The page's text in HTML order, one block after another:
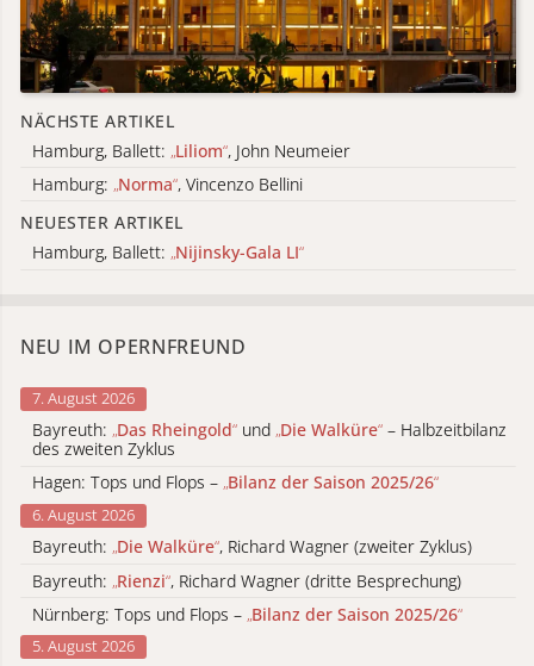
NÄCHSTE ARTIKEL
Hamburg, Ballett: „Liliom“, John Neumeier
Hamburg: „Norma“, Vincenzo Bellini
NEUESTER ARTIKEL
Hamburg, Ballett: „Nijinsky-Gala LI“
NEU IM OPERNFREUND
7. August 2026
Bayreuth: „Das Rheingold“ und „Die Walküre“ – Halbzeitbilanz
des zweiten Zyklus
Hagen: Tops und Flops – „Bilanz der Saison 2025/26“
6. August 2026
Bayreuth: „Die Walküre“, Richard Wagner (zweiter Zyklus)
Bayreuth: „Rienzi“, Richard Wagner (dritte Besprechung)
Nürnberg: Tops und Flops – „Bilanz der Saison 2025/26“
5. August 2026